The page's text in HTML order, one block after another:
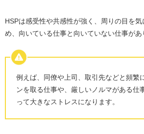
HSPは感受性や共感性が強く、周りの目を
め、向いている仕事と向いていない仕事があ
例えば、同僚や上司、取引先などと頻繁
ンを取る仕事や、厳しいノルマがある仕
って大きなストレスになります。